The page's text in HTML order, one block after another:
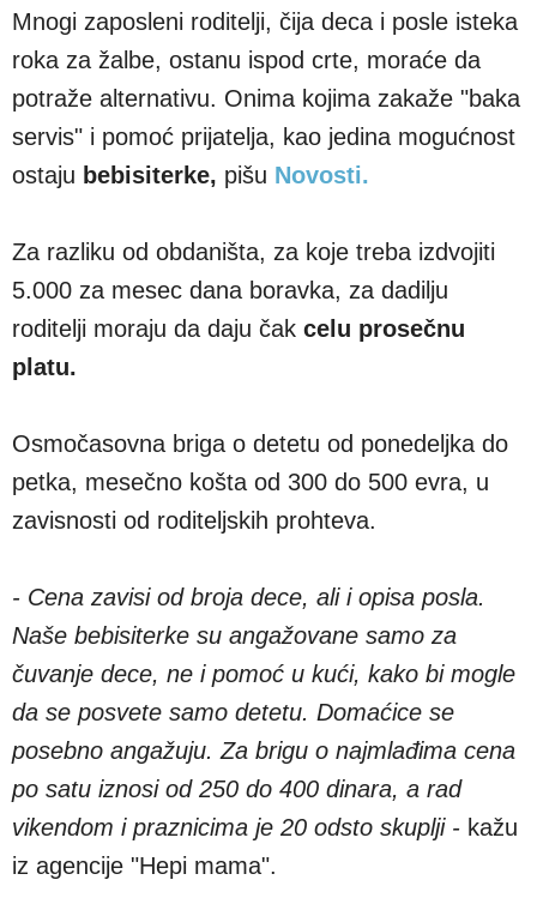
Mnogi zaposleni roditelji, čija deca i posle isteka
roka za žalbe, ostanu ispod crte, moraće da
potraže alternativu. Onima kojima zakaže "baka
servis" i pomoć prijatelja, kao jedina mogućnost
ostaju bebisiterke, pišu Novosti.
Za razliku od obdaništa, za koje treba izdvojiti
5.000 za mesec dana boravka, za dadilju
roditelji moraju da daju čak celu prosečnu
platu.
Osmočasovna briga o detetu od ponedeljka do
petka, mesečno košta od 300 do 500 evra, u
zavisnosti od roditeljskih prohteva.
- Cena zavisi od broja dece, ali i opisa posla.
Naše bebisiterke su angažovane samo za
čuvanje dece, ne i pomoć u kući, kako bi mogle
da se posvete samo detetu. Domaćice se
posebno angažuju. Za brigu o najmlađima cena
po satu iznosi od 250 do 400 dinara, a rad
vikendom i praznicima je 20 odsto skuplji - kažu
iz agencije "Hepi mama".